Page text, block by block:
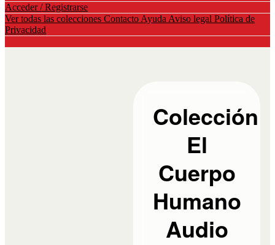
Acceder / Registrarse
Ver todas las colecciones Contacto Ayuda Aviso legal Política de
Privacidad
Colección
El
Cuerpo
Humano
Audio